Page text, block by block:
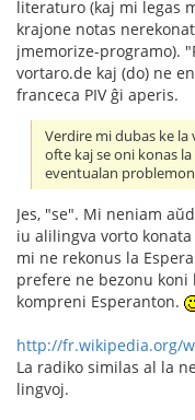
literaturo (kaj mi legas
krajone notas
jmemorize-programo).
vortaro.de kaj (do) ne
franceca PIV ĝi aperis.
Verdire mi dubas ke
ofte kaj se oni konas
eventualan
Jes, "se". Mi neniam
iu alilingva vorto
mi ne rekonus la
prefere ne bezonu
kompreni Esperanton.
http://fr.wikipedia.org/
La radiko similas al la
lingvoj.